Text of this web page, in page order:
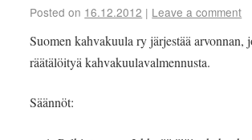
Posted on 16.12.2012 | Leave a comment
Suomen kahvakuula ry järjestää arvonnan,
räätälöityä kahvakuulavalmennusta.
Säännöt: